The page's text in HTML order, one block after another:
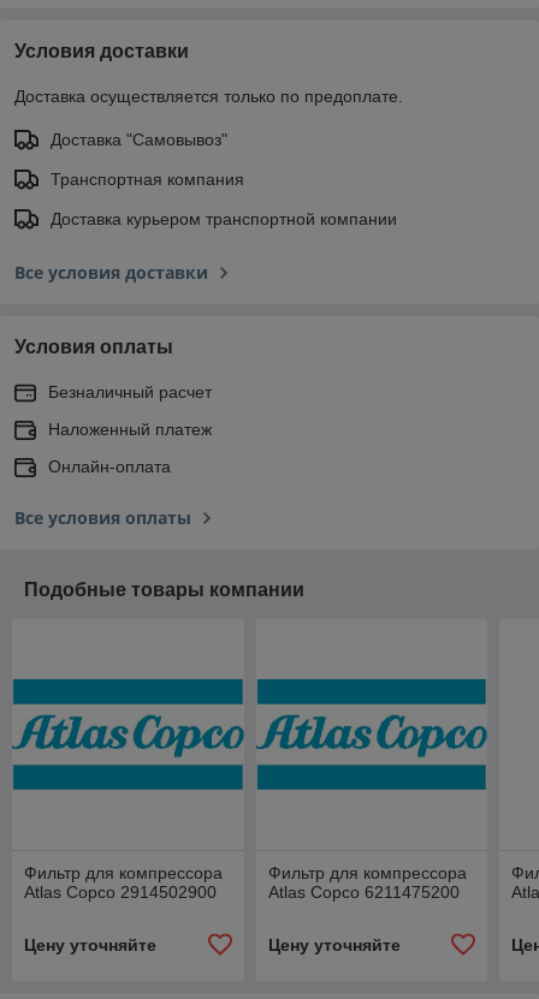
Условия доставки
Доставка осуществляется только по предоплате.
Доставка "Самовывоз"
Транспортная компания
Доставка курьером транспортной компании
Все условия доставки
Условия оплаты
Безналичный расчет
Наложенный платеж
Онлайн-оплата
Все условия оплаты
Подобные товары компании
Фильтр для компрессора
Atlas Copco 2914502900
Цену уточняйте
Фильтр для компрессора
Atlas Copco 6211475200
Цену уточняйте